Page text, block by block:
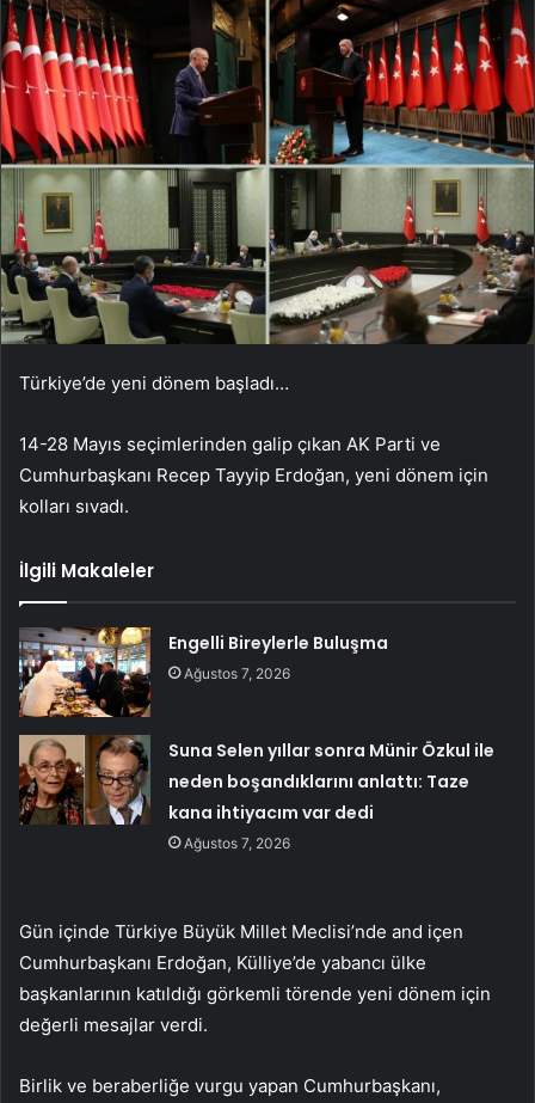
Türkiye’de yeni dönem başladı…
14-28 Mayıs seçimlerinden galip çıkan AK Parti ve
Cumhurbaşkanı Recep Tayyip Erdoğan, yeni dönem için
kolları sıvadı.
İlgili Makaleler
Engelli Bireylerle Buluşma
Ağustos 7, 2026
Suna Selen yıllar sonra Münir Özkul ile
neden boşandıklarını anlattı: Taze
kana ihtiyacım var dedi
Ağustos 7, 2026
Gün içinde Türkiye Büyük Millet Meclisi’nde and içen
Cumhurbaşkanı Erdoğan, Külliye’de yabancı ülke
başkanlarının katıldığı görkemli törende yeni dönem için
değerli mesajlar verdi.
Birlik ve beraberliğe vurgu yapan Cumhurbaşkanı,